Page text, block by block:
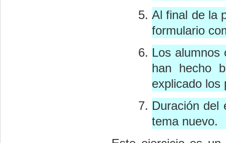
Al final de la
formulario
Los alumnos
han hecho
explicado los
Duración del
tema nuevo.